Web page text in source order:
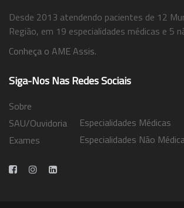
Desde 2013 atendendo pacientes de 12
Região, em 19 especialidades médicas e 5
Conheça o AME Assis.
Siga-Nos Nas Redes Sociais
Sobre
SAU/Ouvidoria
Exames
Especialidades Médicas
Especialidades Não